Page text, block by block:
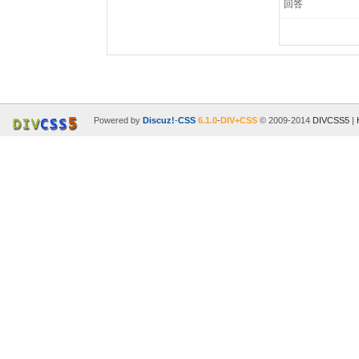
回答
Powered byDiscuz!-CSS 6.1.0-DIV+CSS © 2009-2014 DIVCSS5 |